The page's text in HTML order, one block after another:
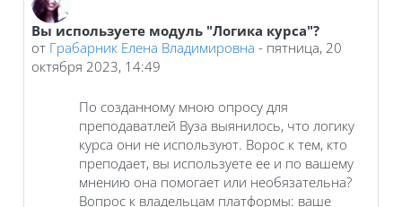
Вы используете модуль "Логика курса"?
от Грабарник Елена Владимировна - пятница, 20
октября 2023, 14:49
Количество ответов: 3
По созданному мною опросу для
преподаватлей Вуза выянилось, что логику
курса они не используют. Ворос к тем, кто
преподает, вы используете ее и по вашему
мнению она помогает или необязательна?
Вопрос к владельцам платформы: ваше